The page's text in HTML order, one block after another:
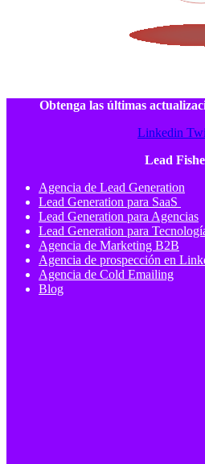
Obtenga las últimas
Linkedin
Lead
Agencia de Lead Generation
Lead Generation para SaaS
Lead Generation para Agencias
Lead Generation para
Agencia de Marketing B2B
Agencia de prospección en
Agencia de Cold Emailing
Blog